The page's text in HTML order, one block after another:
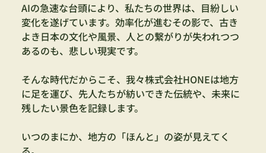
AIの急速な台頭により、私たちの世界は、目紛しい
変化を遂げています。効率化が進むその影で、古き
よき日本の文化や風景、人との繋がりが失われつつ
あるのも、悲しい現実です。
そんな時代だからこそ、我々株式会社HONEは地方
に足を運び、先人たちが紡いできた伝統や、未来に
残したい景色を記録します。
いつのまにか、地方の「ほんと」の姿が見えてく